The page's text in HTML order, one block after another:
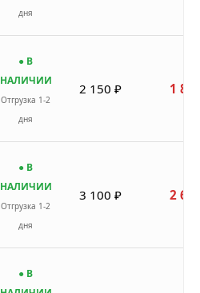
дня
● В
НАЛИЧИИ
Отгрузка 1-2
дня
2 150 ₽ 1
● В
НАЛИЧИИ
Отгрузка 1-2
дня
3 100 ₽ 2
● В